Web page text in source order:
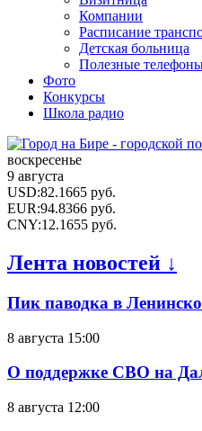
Компании
Расписание
Детская больница
Полезные
Фото
Конкурсы
Школа радио
воскресенье
9 августа
USD:82.1665 руб.
EUR:94.8366 руб.
CNY:12.1655 руб.
Лента новостей ↓
Пик паводка в
8 августа 15:00
О поддержке СВО на
8 августа 12:00